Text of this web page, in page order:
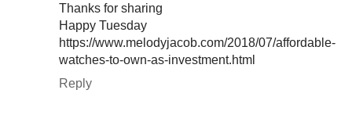
Thanks for sharing
Happy Tuesday
https://www.melodyjacob.com/2018/07/affordable-
watches-to-own-as-investment.html
Reply